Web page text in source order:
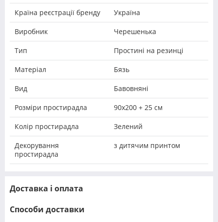
Країна реєстрації бренду Україна
Виробник Черешенька
Тип Простині на резинці
Матеріал Бязь
Вид Бавовняні
Розміри простирадла 90х200 + 25 см
Колір простирадла Зелений
Декорування
простирадла
з дитячим принтом
Доставка і оплата
Способи доставки